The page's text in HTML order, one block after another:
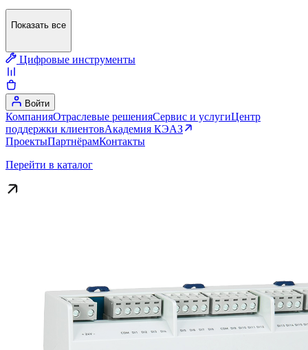
Показать все
Цифровые инструменты
Войти
КомпанияОтраслевые решенияСервис и услугиЦентр
поддержки клиентовАкадемия КЭАЗ
ПроектыПартнёрамКонтакты
Перейти в каталог